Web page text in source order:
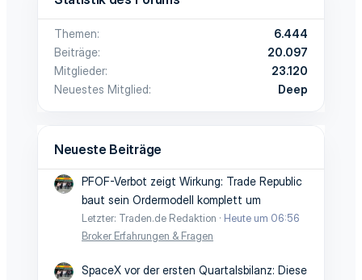
e
m
e
e
m
e
Themen
6.444
Beiträge
20.097
Mitglieder
23.120
Neuestes Mitglied
Deep
Neueste Beiträge
PFOF-Verbot zeigt Wirkung: Trade Republic
baut sein Ordermodell komplett um
Letzter: Traden.de Redaktion
Heute um 06:56
Broker Erfahrungen & Fragen
SpaceX vor der ersten Quartalsbilanz: Diese